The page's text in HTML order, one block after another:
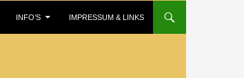
INFO’S IMPRESSUM & LINKS